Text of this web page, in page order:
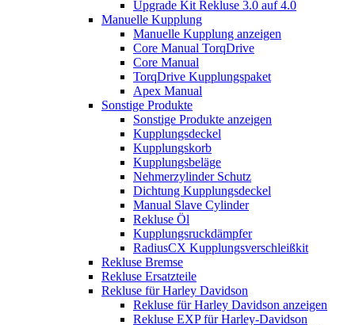
Upgrade Kit Rekluse 3.0 auf 4.0
Manuelle Kupplung
Manuelle Kupplung anzeigen
Core Manual TorqDrive
Core Manual
TorqDrive Kupplungspaket
Apex Manual
Sonstige Produkte
Sonstige Produkte anzeigen
Kupplungsdeckel
Kupplungskorb
Kupplungsbeläge
Nehmerzylinder Schutz
Dichtung Kupplungsdeckel
Manual Slave Cylinder
Rekluse Öl
Kupplungsruckdämpfer
RadiusCX Kupplungsverschleißkit
Rekluse Bremse
Rekluse Ersatzteile
Rekluse für Harley Davidson
Rekluse für Harley Davidson anzeigen
Rekluse EXP für Harley-Davidson